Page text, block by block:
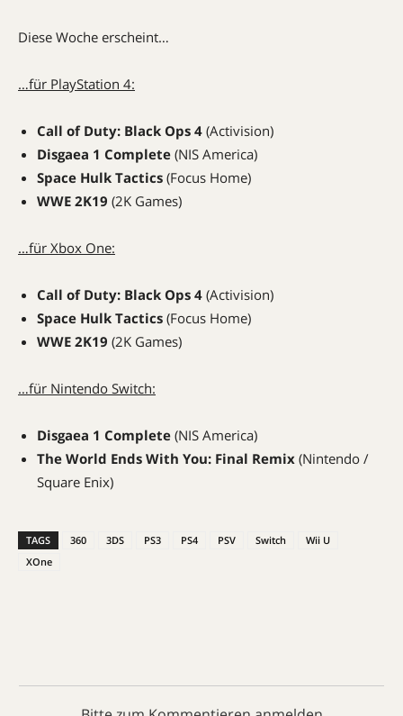
Diese Woche erscheint…
…für PlayStation 4:
Call of Duty: Black Ops 4 (Activision)
Disgaea 1 Complete (NIS America)
Space Hulk Tactics (Focus Home)
WWE 2K19 (2K Games)
…für Xbox One:
Call of Duty: Black Ops 4 (Activision)
Space Hulk Tactics (Focus Home)
WWE 2K19 (2K Games)
…für Nintendo Switch:
Disgaea 1 Complete (NIS America)
The World Ends With You: Final Remix (Nintendo /
Square Enix)
TAGS 360 3DS PS3 PS4 PSV Switch
Wii U
XOne